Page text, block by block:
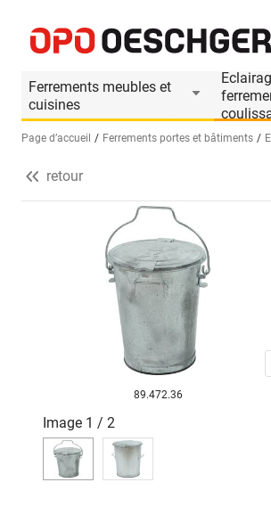
Ferrements meubles et
cuisines
Sélectionnez une langue (FR)
Page d’accueil Ferrements portes et bâtiments
Informations produit
retour
89.472.36
Image 1 / 2